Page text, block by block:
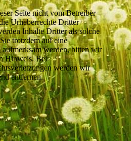
Seite nicht vom Betreiber
Urheberrechte Dritter
Inhalte Dritter als solche
trotzdem auf eine
aufmerksam werden, bitten wir
Hinweis. Bei
werden wir
entfernen.